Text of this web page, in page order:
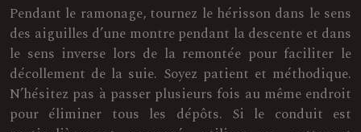
Pendant le ramonage, tournez le hérisson dans le sens
des aiguilles d’une montre pendant la descente et dans
le sens inverse lors de la remontée pour faciliter le
décollement de la suie. Soyez patient et méthodique.
N’hésitez pas à passer plusieurs fois au même endroit
pour éliminer tous les dépôts. Si le conduit est